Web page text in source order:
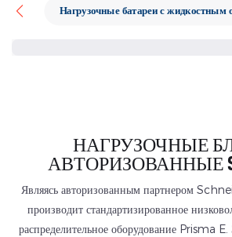
Нагрузочные батареи с жидкостным
НАГРУЗОЧНЫЕ
АВТОРИЗОВАННЫЕ
Являясь авторизованным партнером
производит стандартизированное
распределительное оборудование Prisma